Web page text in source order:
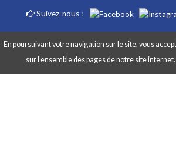
Suivez-nous :
Copyright AGRISPOR 2018 © - Tous droits réservés - Site réalisé
En poursuivant votre navigation sur le site, vous
sur l’ensemble des pages de notre site internet.